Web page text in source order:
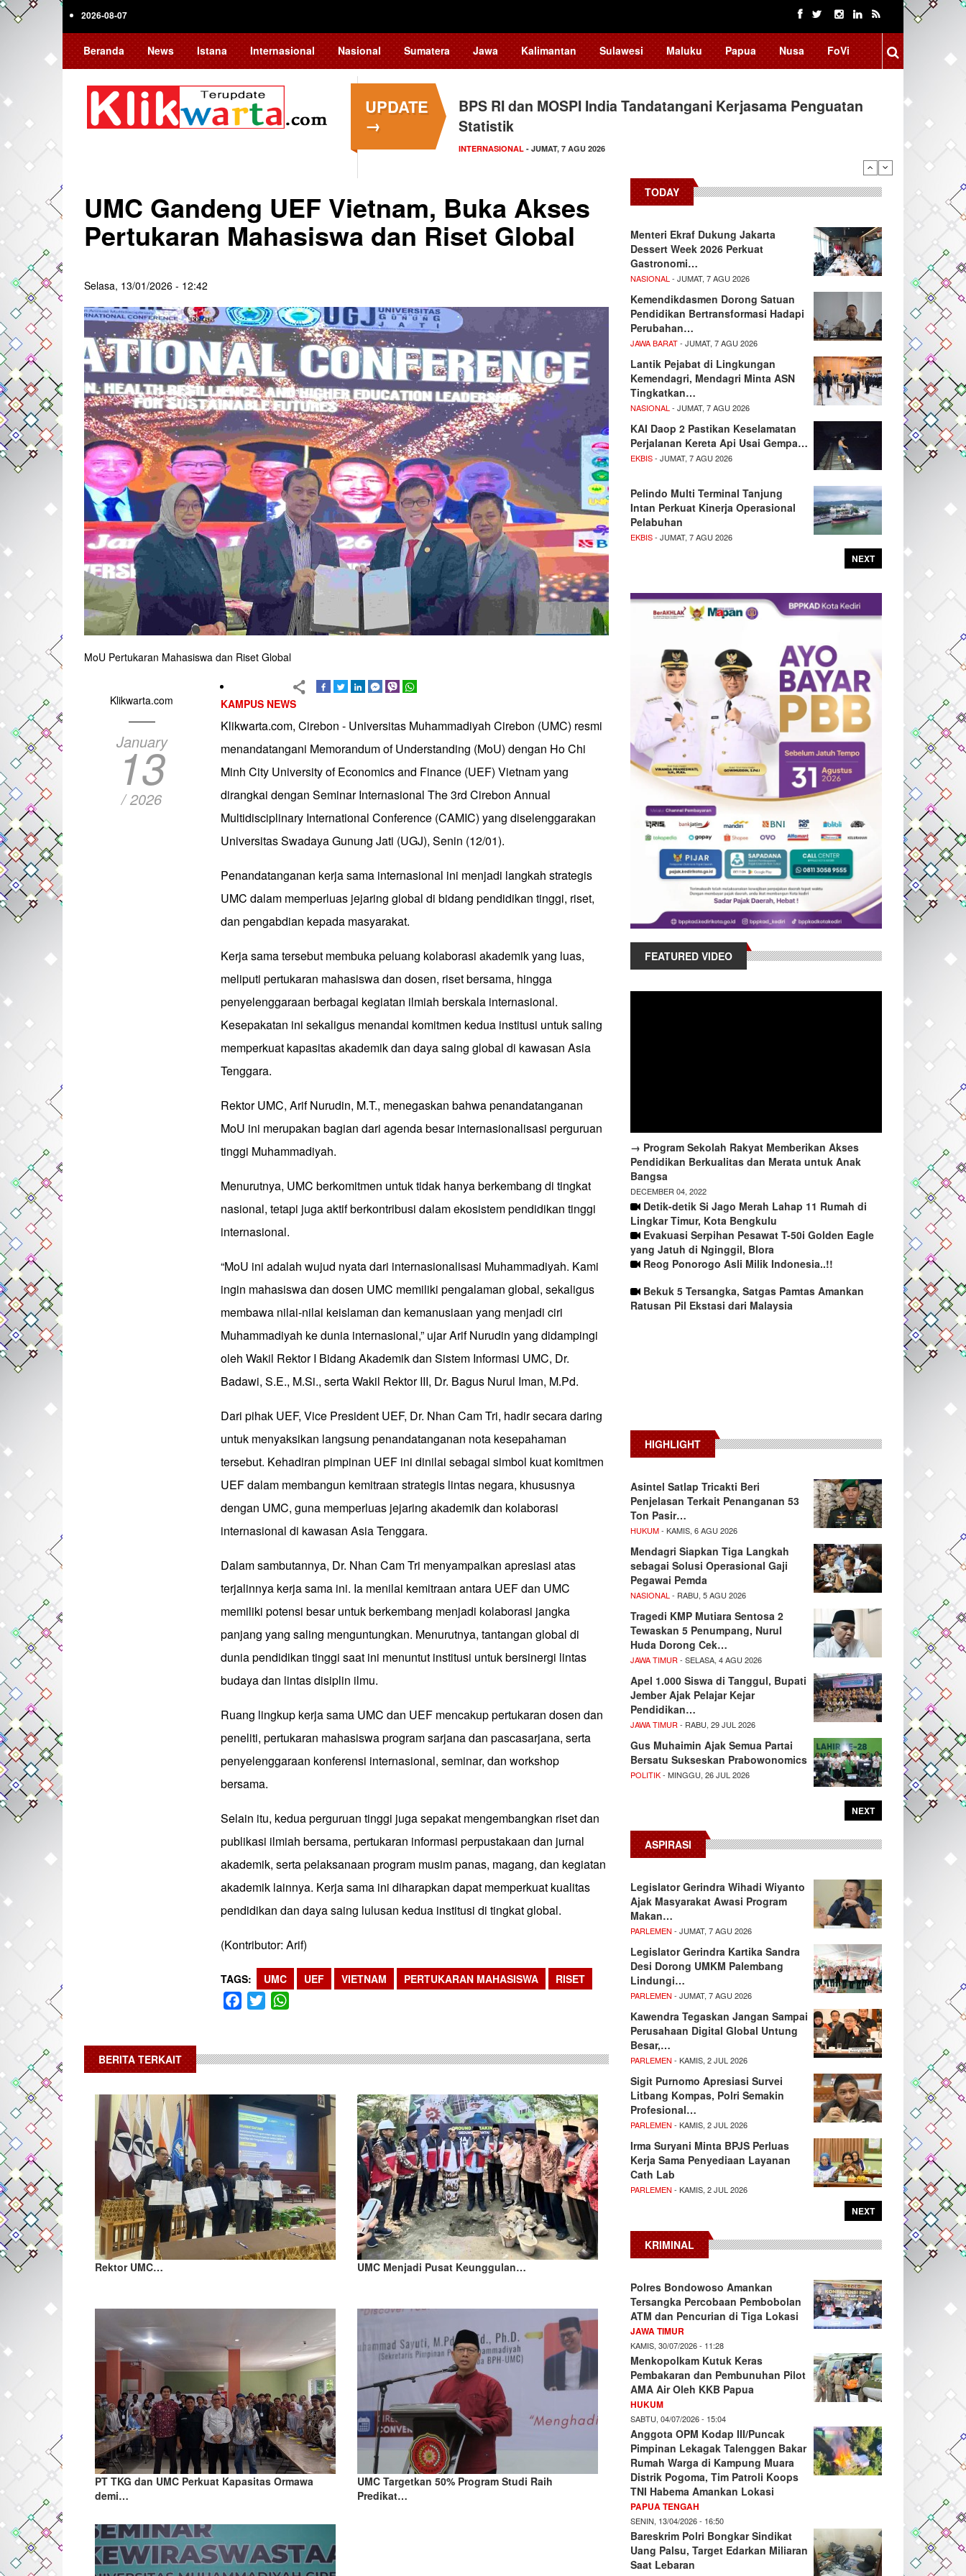
Skip
2026-08-07
Beranda News Istana Internasional Nasional Sumatera Jawa Kalimantan Sulawesi Maluku Papua Nusa FoVi
UPDATE
→
BPS RI dan MOSPI India Tandatangani Kerjasama Penguatan
Statistik
INTERNASIONAL - JUMAT, 7 AGU 2026
UMC Gandeng UEF Vietnam, Buka Akses
Pertukaran Mahasiswa dan Riset Global
Selasa, 13/01/2026 - 12:42
MoU Pertukaran Mahasiswa dan Riset Global
Klikwarta.com
January
13
/ 2026
KAMPUS NEWS
Klikwarta.com, Cirebon - Universitas Muhammadiyah Cirebon (UMC) resmi
menandatangani Memorandum of Understanding (MoU) dengan Ho Chi
Minh City University of Economics and Finance (UEF) Vietnam yang
dirangkai dengan Seminar Internasional The 3rd Cirebon Annual
Multidisciplinary International Conference (CAMIC) yang diselenggarakan
Universitas Swadaya Gunung Jati (UGJ), Senin (12/01).
Penandatanganan kerja sama internasional ini menjadi langkah strategis
UMC dalam memperluas jejaring global di bidang pendidikan tinggi, riset,
dan pengabdian kepada masyarakat.
Kerja sama tersebut membuka peluang kolaborasi akademik yang luas,
meliputi pertukaran mahasiswa dan dosen, riset bersama, hingga
penyelenggaraan berbagai kegiatan ilmiah berskala internasional.
Kesepakatan ini sekaligus menandai komitmen kedua institusi untuk saling
memperkuat kapasitas akademik dan daya saing global di kawasan Asia
Tenggara.
Rektor UMC, Arif Nurudin, M.T., menegaskan bahwa penandatanganan
MoU ini merupakan bagian dari agenda besar internasionalisasi perguruan
tinggi Muhammadiyah.
Menurutnya, UMC berkomitmen untuk tidak hanya berkembang di tingkat
nasional, tetapi juga aktif berkontribusi dalam ekosistem pendidikan tinggi
internasional.
“MoU ini adalah wujud nyata dari internasionalisasi Muhammadiyah. Kami
ingin mahasiswa dan dosen UMC memiliki pengalaman global, sekaligus
membawa nilai-nilai keislaman dan kemanusiaan yang menjadi ciri
Muhammadiyah ke dunia internasional,” ujar Arif Nurudin yang didampingi
oleh Wakil Rektor I Bidang Akademik dan Sistem Informasi UMC, Dr.
Badawi, S.E., M.Si., serta Wakil Rektor III, Dr. Bagus Nurul Iman, M.Pd.
Dari pihak UEF, Vice President UEF, Dr. Nhan Cam Tri, hadir secara daring
untuk menyaksikan langsung penandatanganan nota kesepahaman
tersebut. Kehadiran pimpinan UEF ini dinilai sebagai simbol kuat komitmen
UEF dalam membangun kemitraan strategis lintas negara, khususnya
dengan UMC, guna memperluas jejaring akademik dan kolaborasi
internasional di kawasan Asia Tenggara.
Dalam sambutannya, Dr. Nhan Cam Tri menyampaikan apresiasi atas
terjalinnya kerja sama ini. Ia menilai kemitraan antara UEF dan UMC
memiliki potensi besar untuk berkembang menjadi kolaborasi jangka
panjang yang saling menguntungkan. Menurutnya, tantangan global di
dunia pendidikan tinggi saat ini menuntut institusi untuk bersinergi lintas
budaya dan lintas disiplin ilmu.
Ruang lingkup kerja sama UMC dan UEF mencakup pertukaran dosen dan
peneliti, pertukaran mahasiswa program sarjana dan pascasarjana, serta
penyelenggaraan konferensi internasional, seminar, dan workshop
bersama.
Selain itu, kedua perguruan tinggi juga sepakat mengembangkan riset dan
publikasi ilmiah bersama, pertukaran informasi perpustakaan dan jurnal
akademik, serta pelaksanaan program musim panas, magang, dan kegiatan
akademik lainnya. Kerja sama ini diharapkan dapat memperkuat kualitas
pendidikan dan daya saing lulusan kedua institusi di tingkat global.
(Kontributor: Arif)
TAGS UMC UEF VIETNAM PERTUKARAN MAHASISWA RISET
Facebook
Twitter
BERITA TERKAIT
Rektor UMC… UMC Menjadi Pusat Keunggulan…
PT TKG dan UMC Perkuat Kapasitas Ormawa
demi…
UMC Targetkan 50% Program Studi Raih
Predikat…
TODAY
Menteri Ekraf Dukung Jakarta
Dessert Week 2026 Perkuat
Gastronomi…
NASIONAL - JUMAT, 7 AGU 2026
Kemendikdasmen Dorong Satuan
Pendidikan Bertransformasi Hadapi
Perubahan…
JAWA BARAT- JUMAT, 7 AGU 2026
Lantik Pejabat di Lingkungan
Kemendagri, Mendagri Minta ASN
Tingkatkan…
NASIONAL - JUMAT, 7 AGU 2026
KAI Daop 2 Pastikan Keselamatan
Perjalanan Kereta Api Usai Gempa…
EKBIS- JUMAT, 7 AGU 2026
Pelindo Multi Terminal Tanjung
Intan Perkuat Kinerja Operasional
Pelabuhan
EKBIS- JUMAT, 7 AGU 2026
NEXT
FEATURED VIDEO
→ Program Sekolah Rakyat Memberikan Akses
Pendidikan Berkualitas dan Merata untuk Anak
Bangsa
DECEMBER 04, 2022
Detik-detik Si Jago Merah Lahap 11 Rumah di
Lingkar Timur, Kota Bengkulu
Evakuasi Serpihan Pesawat T-50i Golden Eagle
yang Jatuh di Nginggil, Blora
Reog Ponorogo Asli Milik Indonesia..!!
Bekuk 5 Tersangka, Satgas Pamtas Amankan
Ratusan Pil Ekstasi dari Malaysia
HIGHLIGHT
Asintel Satlap Tricakti Beri
Penjelasan Terkait Penanganan 53
Ton Pasir…
HUKUM- KAMIS, 6 AGU 2026
Mendagri Siapkan Tiga Langkah
sebagai Solusi Operasional Gaji
Pegawai Pemda
NASIONAL - RABU, 5 AGU 2026
Tragedi KMP Mutiara Sentosa 2
Tewaskan 5 Penumpang, Nurul
Huda Dorong Cek…
JAWA TIMUR - SELASA, 4 AGU 2026
Apel 1.000 Siswa di Tanggul, Bupati
Jember Ajak Pelajar Kejar
Pendidikan…
JAWA TIMUR - RABU, 29 JUL 2026
Gus Muhaimin Ajak Semua Partai
Bersatu Sukseskan Prabowonomics
POLITIK- MINGGU, 26 JUL 2026
NEXT
ASPIRASI
Legislator Gerindra Wihadi Wiyanto
Ajak Masyarakat Awasi Program
Makan…
PARLEMEN - JUMAT, 7 AGU 2026
Legislator Gerindra Kartika Sandra
Desi Dorong UMKM Palembang
Lindungi…
PARLEMEN - JUMAT, 7 AGU 2026
Kawendra Tegaskan Jangan Sampai
Perusahaan Digital Global Untung
Besar,…
PARLEMEN - KAMIS, 2 JUL 2026
Sigit Purnomo Apresiasi Survei
Litbang Kompas, Polri Semakin
Profesional…
PARLEMEN - KAMIS, 2 JUL 2026
Irma Suryani Minta BPJS Perluas
Kerja Sama Penyediaan Layanan
Cath Lab
PARLEMEN - KAMIS, 2 JUL 2026
NEXT
KRIMINAL
Polres Bondowoso Amankan
Tersangka Percobaan Pembobolan
ATM dan Pencurian di Tiga Lokasi
JAWA TIMUR
KAMIS, 30/07/2026 - 11:28
Menkopolkam Kutuk Keras
Pembakaran dan Pembunuhan Pilot
AMA Air Oleh KKB Papua
HUKUM
SABTU, 04/07/2026 - 15:04
Anggota OPM Kodap III/Puncak
Pimpinan Lekagak Talenggen Bakar
Rumah Warga di Kampung Muara
Distrik Pogoma, Tim Patroli Koops
TNI Habema Amankan Lokasi
PAPUA TENGAH
SENIN, 13/04/2026 - 16:50
Bareskrim Polri Bongkar Sindikat
Uang Palsu, Target Edarkan Miliaran
Saat Lebaran